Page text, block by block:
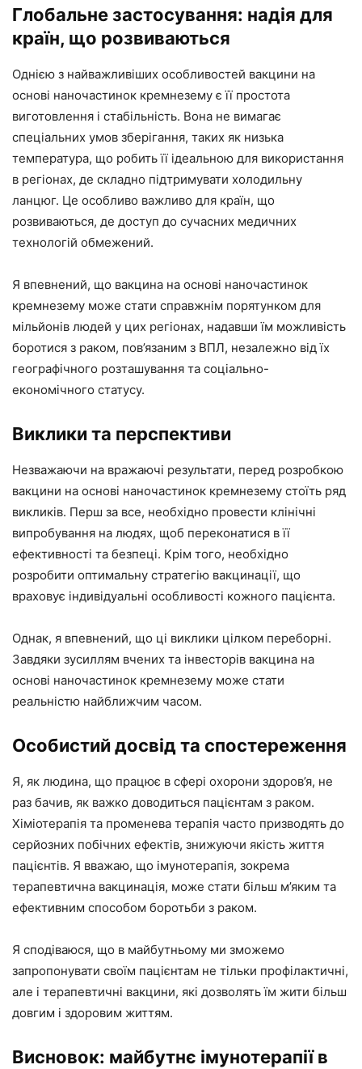
Глобальне застосування: надія для
країн, що розвиваються
Однією з найважливіших особливостей вакцини на
основі наночастинок кремнезему є її простота
виготовлення і стабільність. Вона не вимагає
спеціальних умов зберігання, таких як низька
температура, що робить її ідеальною для використання
в регіонах, де складно підтримувати холодильну
ланцюг. Це особливо важливо для країн, що
розвиваються, де доступ до сучасних медичних
технологій обмежений.
Я впевнений, що вакцина на основі наночастинок
кремнезему може стати справжнім порятунком для
мільйонів людей у цих регіонах, надавши їм можливість
боротися з раком, пов’язаним з ВПЛ, незалежно від їх
географічного розташування та соціально-
економічного статусу.
Виклики та перспективи
Незважаючи на вражаючі результати, перед розробкою
вакцини на основі наночастинок кремнезему стоїть ряд
викликів. Перш за все, необхідно провести клінічні
випробування на людях, щоб переконатися в її
ефективності та безпеці. Крім того, необхідно
розробити оптимальну стратегію вакцинації, що
враховує індивідуальні особливості кожного пацієнта.
Однак, я впевнений, що ці виклики цілком переборні.
Завдяки зусиллям вчених та інвесторів вакцина на
основі наночастинок кремнезему може стати
реальністю найближчим часом.
Особистий досвід та спостереження
Я, як людина, що працює в сфері охорони здоров’я, не
раз бачив, як важко доводиться пацієнтам з раком.
Хіміотерапія та променева терапія часто призводять до
серйозних побічних ефектів, знижуючи якість життя
пацієнтів. Я вважаю, що імунотерапія, зокрема
терапевтична вакцинація, може стати більш м’яким та
ефективним способом боротьби з раком.
Я сподіваюся, що в майбутньому ми зможемо
запропонувати своїм пацієнтам не тільки профілактичні,
але і терапевтичні вакцини, які дозволять їм жити більш
довгим і здоровим життям.
Висновок: майбутнє імунотерапії в